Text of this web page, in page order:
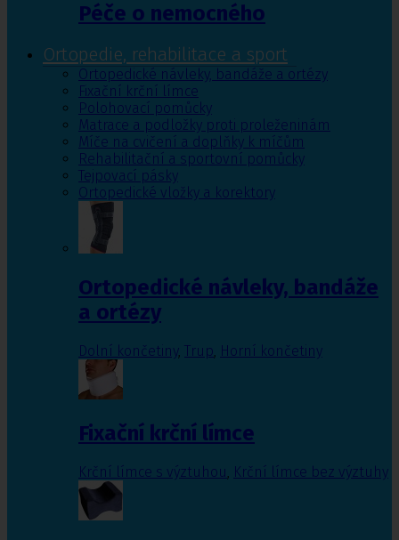
Péče o nemocného
Ortopedie, rehabilitace a sport
Ortopedické návleky, bandáže a ortézy
Fixační krční límce
Polohovací pomůcky
Matrace a podložky proti proleženinám
Míče na cvičení a doplňky k míčům
Rehabilitační a sportovní pomůcky
Tejpovací pásky
Ortopedické vložky a korektory
Ortopedické návleky, bandáže
a ortézy
Dolní končetiny, Trup, Horní končetiny
Fixační krční límce
Krční límce s výztuhou Krční límce bez výztuhy